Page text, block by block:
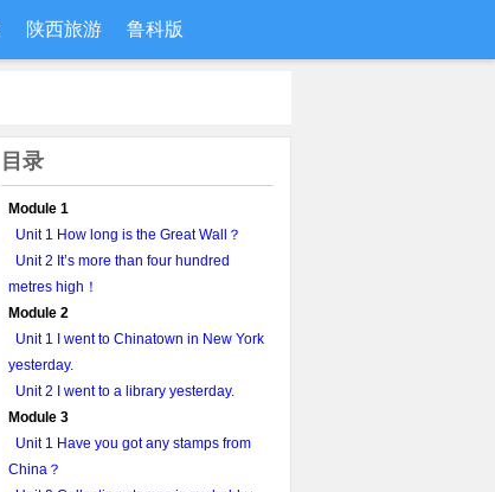
陕西旅游 鲁科版
目录
Module 1
Unit 1 How long is the Great Wall？
Unit 2 It’s more than four hundred
metres high！
Module 2
Unit 1 I went to Chinatown in New York
yesterday.
Unit 2 I went to a library yesterday.
Module 3
Unit 1 Have you got any stamps from
China？